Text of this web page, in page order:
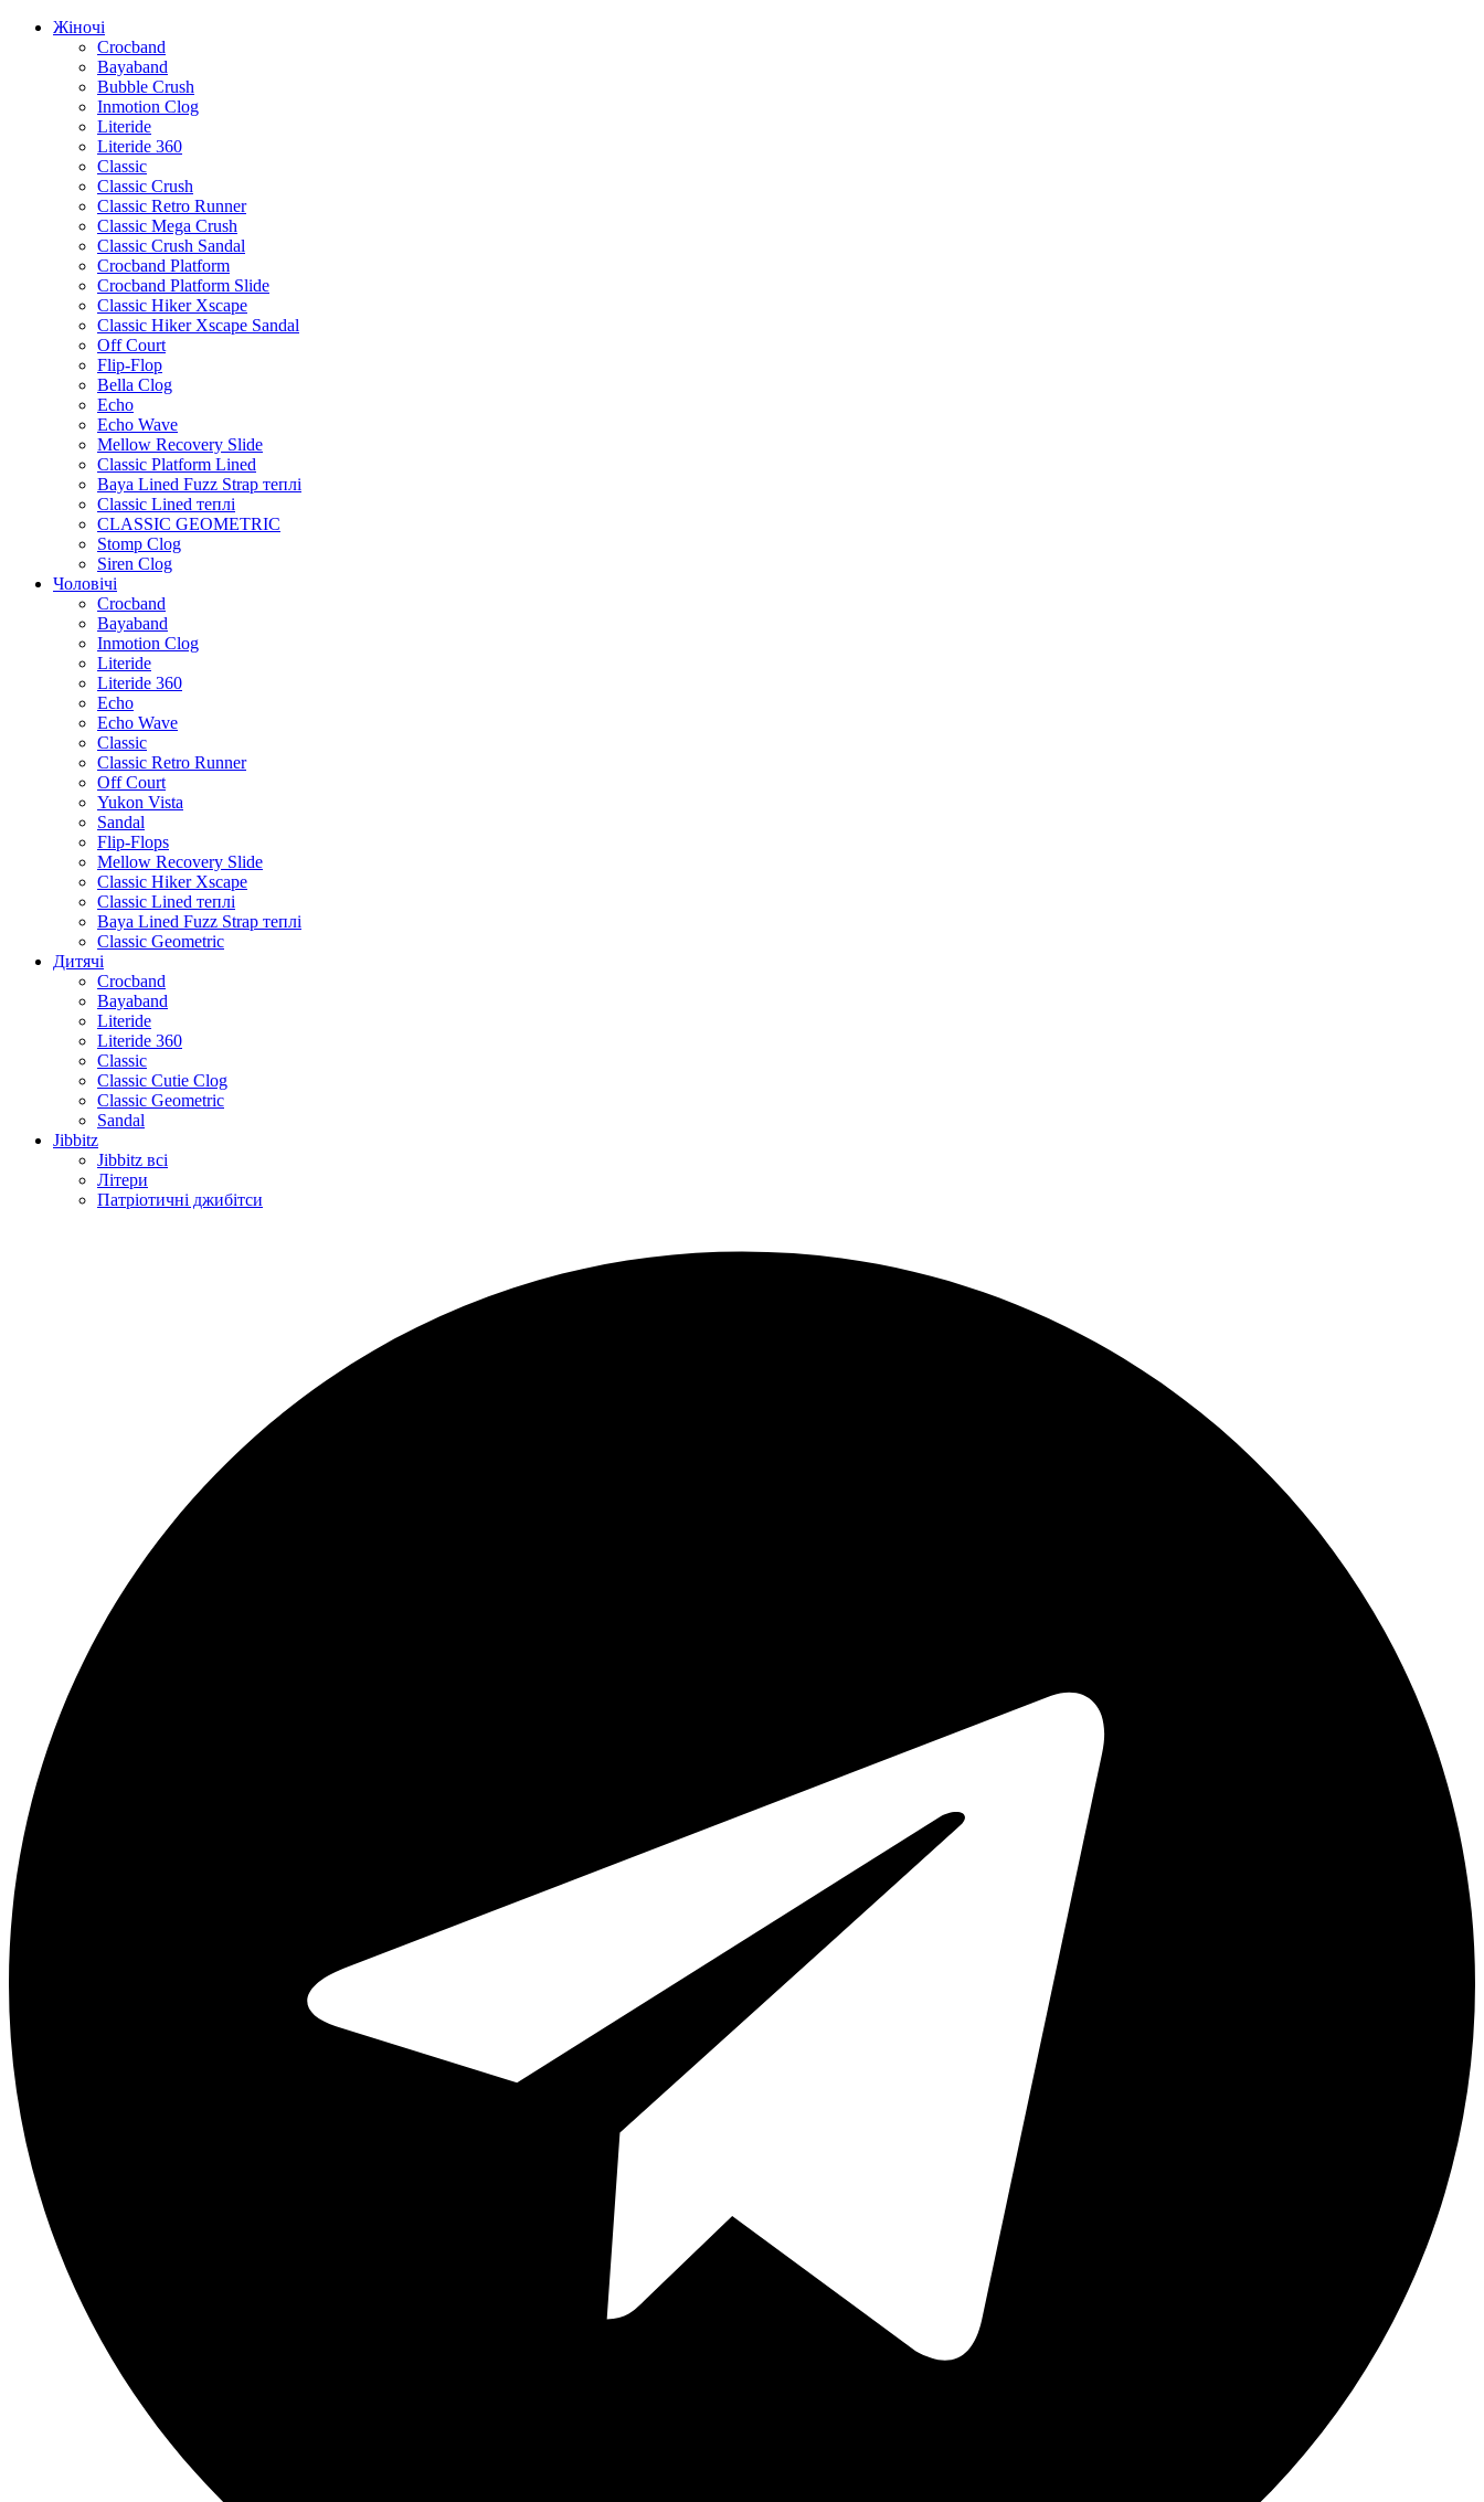
Жіночі
Crocband
Bayaband
Bubble Crush
Inmotion Clog
Literide
Literide 360
Classic
Classic Crush
Classic Retro Runner
Classic Mega Crush
Classic Crush Sandal
Crocband Platform
Crocband Platform Slide
Classic Hiker Xscape
Classic Hiker Xscape Sandal
Off Court
Flip-Flop
Bella Clog
Echo
Echo Wave
Mellow Recovery Slide
Classic Platform Lined
Baya Lined Fuzz Strap теплі
Classic Lined теплі
CLASSIC GEOMETRIC
Stomp Clog
Siren Clog
Чоловічі
Crocband
Bayaband
Inmotion Clog
Literide
Literide 360
Echo
Echo Wave
Classic
Classic Retro Runner
Off Court
Yukon Vista
Sandal
Flip-Flops
Mellow Recovery Slide
Classic Hiker Xscape
Classic Lined теплі
Baya Lined Fuzz Strap теплі
Classic Geometric
Дитячі
Crocband
Bayaband
Literide
Literide 360
Classic
Classic Cutie Clog
Classic Geometric
Sandal
Jibbitz
Jibbitz всі
Літери
Патріотичні джибітси